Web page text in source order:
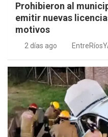
Prohibieron al
emitir nuevas
motivos
2 días ago